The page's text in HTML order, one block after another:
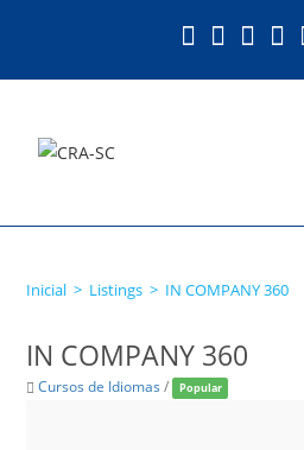
Inicial > Listings > IN COMPANY 360
IN COMPANY 360
Cursos de Idiomas / Popular